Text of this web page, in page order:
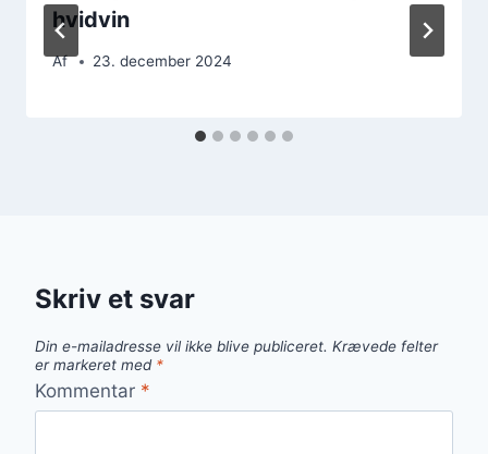
hvidvin
Af 23. december 2024
Skriv et svar
Din e-mailadresse vil ikke blive publiceret. Krævede felter
er markeret med *
Kommentar *